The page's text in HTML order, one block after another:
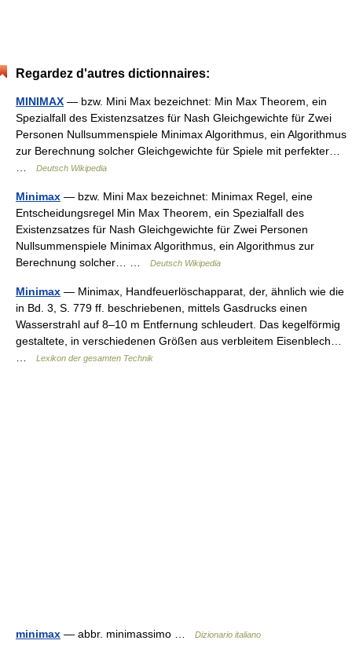
Regardez d'autres dictionnaires:
MINIMAX — bzw. Mini Max bezeichnet: Min Max Theorem, ein
Spezialfall des Existenzsatzes für Nash Gleichgewichte für Zwei
Personen Nullsummenspiele Minimax Algorithmus, ein Algorithmus
zur Berechnung solcher Gleichgewichte für Spiele mit perfekter…
Deutsch Wikipedia
Minimax — bzw. Mini Max bezeichnet: Minimax Regel, eine
Entscheidungsregel Min Max Theorem, ein Spezialfall des
Existenzsatzes für Nash Gleichgewichte für Zwei Personen
Nullsummenspiele Minimax Algorithmus, ein Algorithmus zur
Berechnung solcher… …
Deutsch Wikipedia
Minimax — Minimax, Handfeuerlöschapparat, der, ähnlich wie die
in Bd. 3, S. 779 ff. beschriebenen, mittels Gasdrucks einen
Wasserstrahl auf 8–10 m Entfernung schleudert. Das kegelförmig
gestaltete, in verschiedenen Größen aus verbleitem Eisenblech…
Lexikon der gesamten Technik
minimax — abbr. minimassimo … Dizionario italiano